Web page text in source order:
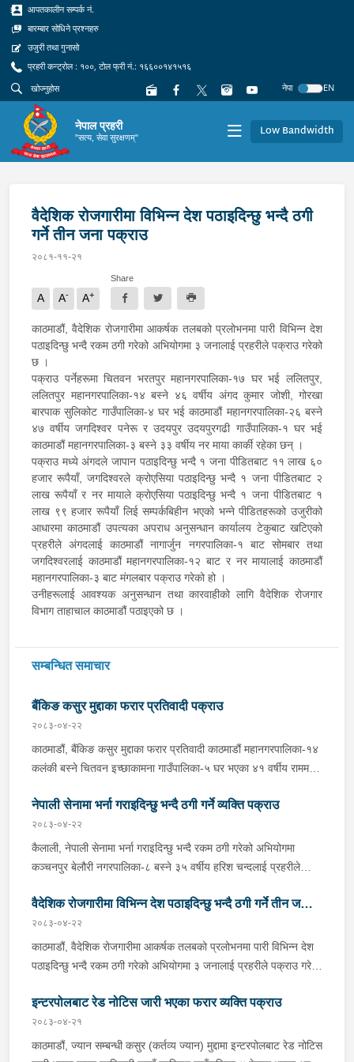
आपतकालीन सम्पर्क नं.
बारम्बार सोधिने प्रश्नहरु
उजुरी तथा गुनासो
प्रहरी कन्ट्रोल : १००, टोल फ्री नं.: १६६००१४१५१६
नेपा
EN
नेपाल प्रहरी
"सत्य, सेवा सुरक्षणम्" Low Bandwidth
वैदेशिक रोजगारीमा विभिन्न देश पठाइदिन्छु भन्दै ठगी
गर्ने तीन जना पक्राउ
२०८१-११-२१
A A- A+
Share
काठमाडौं, वैदेशिक रोजगारीमा आकर्षक तलबको प्रलोभनमा पारी विभिन्न देश
पठाइदिन्छु भन्दै रकम ठगी गरेको अभियोगमा ३ जनालाई प्रहरीले पक्राउ गरेको
छ ।
पक्राउ पर्नेहरूमा चितवन भरतपुर महानगरपालिका-१७ घर भई ललितपुर,
ललितपुर महानगरपालिका-१४ बस्ने ४६ वर्षीय अंगद कुमार जोशी, गोरखा
बारपाक सुलिकोट गाउँपालिका-४ घर भई काठमाडौं महानगरपालिका-२६ बस्ने
४७ वर्षीय जगदिश्वर पनेरू र उदयपुर उदयपुरगढी गाउँपालिका-१ घर भई
काठमाडौं महानगरपालिका-३ बस्ने ३३ वर्षीय नर माया कार्की रहेका छन् ।
पक्राउ मध्ये अंगदले जापान पठाइदिन्छु भन्दै १ जना पीडितबाट ११ लाख ६०
हजार रूपैयाँ, जगदिश्वरले क्रोएसिया पठाइदिन्छु भन्दै १ जना पीडितबाट २
लाख रूपैयाँ र नर मायाले क्रोएसिया पठाइदिन्छु भन्दै १ जना पीडितबाट १
लाख ९९ हजार रूपैयाँ लिई सम्पर्कबिहीन भएको भन्ने पीडितहरूको उजुरीको
आधारमा काठमाडौं उपत्यका अपराध अनुसन्धान कार्यालय टेकुबाट खटिएको
प्रहरीले अंगदलाई काठमाडौं नागार्जुन नगरपालिका-१ बाट सोमबार तथा
जगदिश्वरलाई काठमाडौं महानगरपालिका-१२ बाट र नर मायालाई काठमाडौं
महानगरपालिका-३ बाट मंगलबार पक्राउ गरेको हो ।
उनीहरूलाई आवश्यक अनुसन्धान तथा कारवाहीको लागि वैदेशिक रोजगार
विभाग ताहाचाल काठमाडौं पठाइएको छ ।
सम्बन्धित समाचार
बैंकिङ कसुर मुद्दाका फरार प्रतिवादी पक्राउ
२०८३-०४-२२
काठमाडौं, बैंकिङ कसुर मुद्दाका फरार प्रतिवादी काठमाडौं महानगरपालिका-१४
कलंकी बस्ने चितवन इच्छाकामना गाउँपालिका-५ घर भएका ४१ वर्षीय राममणी
काठमाडौंको २०८२ असार १० गतेको फैसला उक्त मुद्दामा ७३ हजार ३ सय
९० रूपैयाँ जरिवाना, ५ दिन कैद र क्षतिपूर्ति बापत २ हजार ९ सय ३६ रूपैयाँ
पीडित राहत कोषमा जम्मा गराउने ठहर भई फरार रहेका उनलाई काठमाडौं
उपत्यका अपराध अनुसन्धान कार्यालय टेकुबाट खटिएको प्रहरीले काठमाडौं
कार्यान्वयनको लागि जिल्ला अदालत काठमाडौंमा पेश गरिएको छ ।
नेपाली सेनामा भर्ना गराइदिन्छु भन्दै ठगी गर्ने व्यक्ति पक्राउ
२०८३-०४-२२
कैलाली, नेपाली सेनामा भर्ना गराइदिन्छु भन्दै रकम ठगी गरेको अभियोगमा
कञ्चनपुर बेलौरी नगरपालिका-८ बस्ने ३५ वर्षीय हरिश चन्दलाई प्रहरीले
लाख ४० हजार रूपैयाँ असुली गरी ठगी गरेको भन्ने उजुरीको आधारमा इलाका
प्रहरी कार्यालय चिसापानीबाट खटिएको प्रहरीले उनलाई पक्राउ गरेको हो ।
उनी उपर जिल्ला अदालत कैलालीबाट म्याद थप अनुमति लिई यस सम्बन्धमा
प्रहरीले आवश्यक अनुसन्धान गरिरहेको छ ।
वैदेशिक रोजगारीमा विभिन्न देश पठाइदिन्छु भन्दै ठगी गर्ने तीन जना
पक्राउ
२०८३-०४-२२
काठमाडौं, वैदेशिक रोजगारीमा आकर्षक तलबको प्रलोभनमा पारी विभिन्न देश
पठाइदिन्छु भन्दै रकम ठगी गरेको अभियोगमा ३ जनालाई प्रहरीले पक्राउ गरेको
भएका ४६ वर्षीय धना तिवारी, काठमाडौं कीर्तिपुर नगरपालिका-४ बस्ने बागलुङ
घर भएका ३३ वर्षीय राम बहादुर खड्का र काठमाडौं चन्द्रागिरी नगरपालिका-३
बस्ने दार्चुला घर भएका ३० वर्षीय सुबोध जंग कुँवर रहेका छन् । पक्राउ मध्ये
इन्टरपोलबाट रेड नोटिस जारी भएका फरार व्यक्ति पक्राउ
२०८३-०४-२१
काठमाडौं, ज्यान सम्बन्धी कसुर (कर्तव्य ज्यान) मुद्दामा इन्टरपोलबाट रेड नोटिस